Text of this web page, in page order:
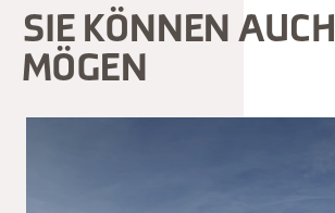
SIE KÖNNEN AUCH
MÖGEN